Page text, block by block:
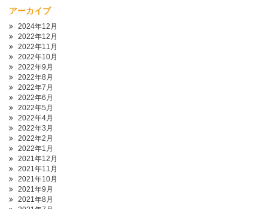
アーカイブ
2024年12月
2022年12月
2022年11月
2022年10月
2022年9月
2022年8月
2022年7月
2022年6月
2022年5月
2022年4月
2022年3月
2022年2月
2022年1月
2021年12月
2021年11月
2021年10月
2021年9月
2021年8月